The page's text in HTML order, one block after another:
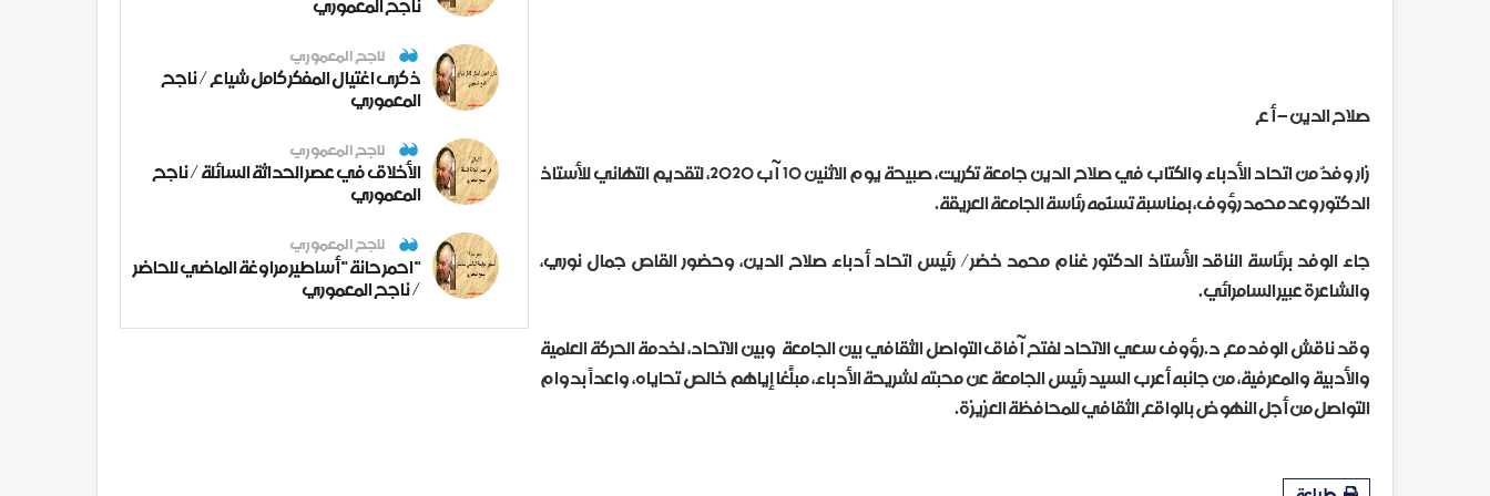
صلاح الدين – أ ع
زار وفدٌ من اتحاد الأدباء والكتّاب في صلاح الدين جامعة تكريت، صبيحة يوم الاثنين 10 آب 2020، لتقديم التهاني للأستاذ
الدكتور وعد محمد رؤوف، بمناسبة تسنّمه رئاسة الجامعة العريقة.
جاء الوفد برئاسة الناقد الأستاذ الدكتور غنام محمد خضر/ رئيس اتحاد أدباء صلاح الدين، وحضور القاص جمال نوري،
والشاعرة عبير السامرائي.
وقد ناقش الوفد مع د.رؤوف سعي الاتحاد لفتح آفاق التواصل الثقافي بين الجامعة وبين الاتحاد، لخدمة الحركة العلمية
والأدبية والمعرفية، من جانبه أعرب السيد رئيس الجامعة عن محبته لشريحة الأدباء، مبلّغاً إياهم خالص تحاياه، واعداً بدوام
التواصل من أجل النهوض بالواقع الثقافي للمحافظة العزيزة.
ناجح المعموري
ناجح المعموري
ذكرى اغتيال المفكر كامل شياع / ناجح
المعموري
ناجح المعموري
الأخلاق في عصر الحداثة السائلة / ناجح
المعموري
ناجح المعموري
" احمر حانة " أساطير مراوغة الماضي للحاضر
/ ناجح المعموري